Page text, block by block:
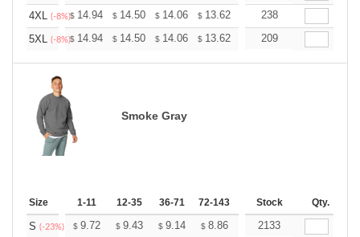
4XL (-8%)$ 14.94 $ 14.50 $ 14.06 $ 13.62 13.17
238
5XL (-8%)$ 14.94 $ 14.50 $ 14.06 $ 13.62 13.17
209
Smoke Gray
Size 1-11 12-35 36-71 72-143 144-287 288 + More
Stock Qty.
S (-23%) $ 9.72 $ 9.43 $ 9.14 $ 8.86 8.57
2133